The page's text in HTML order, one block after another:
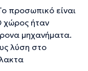
προσωπικό είναι
χώρος ήταν
μηχανήματα.
λύση στο